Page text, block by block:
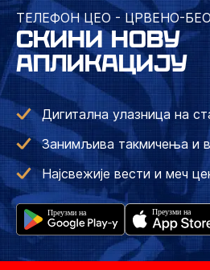
ТЕЛЕФОН ЦЕО - ЦРВЕНО-БЕО
СКИНИ НОВУ
АПЛИКАЦИЈУ
Дигитална улазница на
Занимљива такмичења и
Најсвежије вести и меч